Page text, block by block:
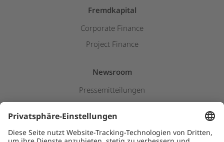
Fremdkapital
Corporate Finance
Project Finance
Newsroom
Pressemitteilungen
Downloads
Kids